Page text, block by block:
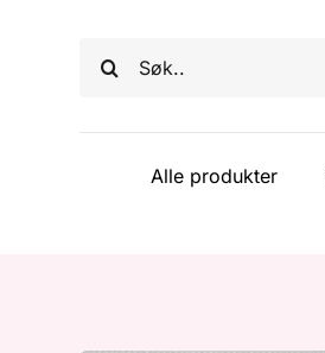
Søk
Alle produkter